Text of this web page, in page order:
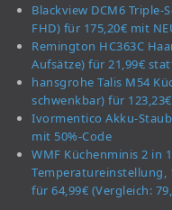
Blackview DCM6
FHD) für 175,20€ mit
Remington HC363C
Aufsätze) für 21,99€
hansgrohe Talis M54
schwenkbar) für
Ivormentico Akku-
mit 50%-Code
WMF Küchenminis 2 in
Temperatureinstellung,
für 64,99€ (Vergleich: